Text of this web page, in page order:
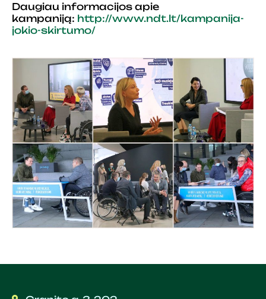
Daugiau informacijos apie
kampaniją: http://www.ndt.lt/kampanija-
jokio-skirtumo/